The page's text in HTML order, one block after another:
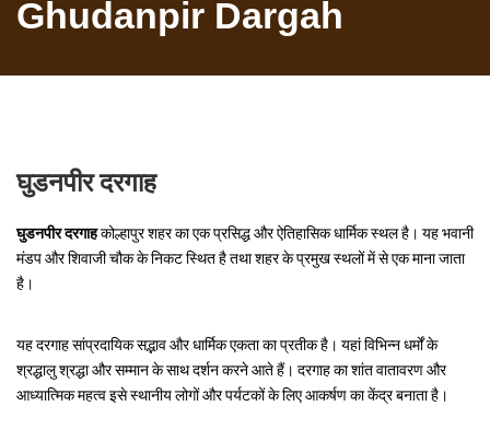
Ghudanpir Dargah
घुडनपीर दरगाह
घुडनपीर दरगाहकोल्हापुर शहर का एक प्रसिद्ध और ऐतिहासिक धार्मिक स्थल है। यह भवानी
मंडप और शिवाजी चौक के निकट स्थित है तथा शहर के प्रमुख स्थलों में से एक माना जाता
है।
यह दरगाह सांप्रदायिक सद्भाव और धार्मिक एकता का प्रतीक है। यहां विभिन्न धर्मों के
श्रद्धालु श्रद्धा और सम्मान के साथ दर्शन करने आते हैं। दरगाह का शांत वातावरण और
आध्यात्मिक महत्व इसे स्थानीय लोगों और पर्यटकों के लिए आकर्षण का केंद्र बनाता है।